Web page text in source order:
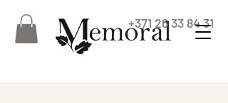
+371 26 33 84 31